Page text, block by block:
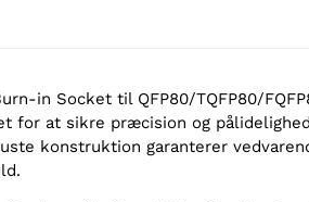
in Socket til QFP80/TQFP80/
for at sikre præcision og
konstruktion garanterer